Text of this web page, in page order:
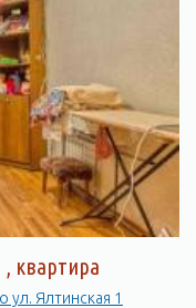
квартира
ул. Ялтинская 1